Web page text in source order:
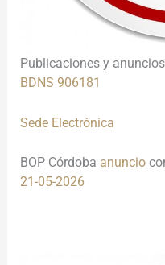
Publicaciones y anuncios
BDNS 906181
Sede Electrónica
BOP Córdoba anuncio
21-05-2026